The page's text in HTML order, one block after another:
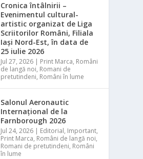
Cronica întâlnirii –
Evenimentul cultural-
artistic organizat de Liga
Scriitorilor Români, Filiala
Iași Nord-Est, în data de
25 iulie 2026
Jul 27, 2026 | Print Marca, Români
de langă noi, Romani de
pretutindeni, Români în lume
Salonul Aeronautic
Internațional de la
Farnborough 2026
Jul 24, 2026 | Editorial, Important,
Print Marca, Români de langă noi,
Romani de pretutindeni, Români
în lume